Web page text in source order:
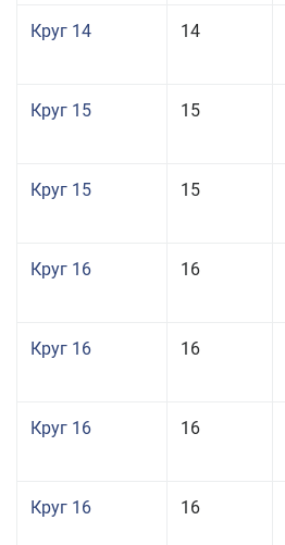
Круг 14 14
Круг 15 15
Круг 15 15
Круг 16 16
Круг 16 16
Круг 16 16
Круг 16 16